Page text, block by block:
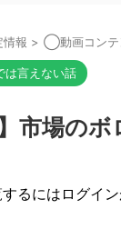
報 > ◯動画コンテ
は言えない話
市場の
るにはログイ